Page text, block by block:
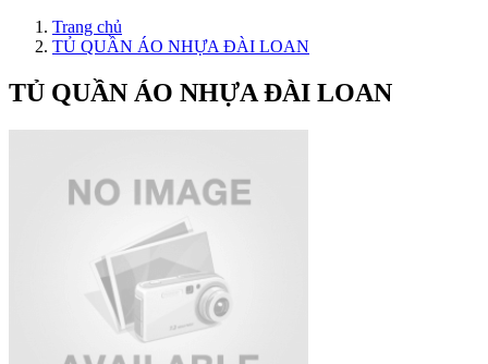
Trang chủ
TỦ QUẦN ÁO NHỰA ĐÀI LOAN
TỦ QUẦN ÁO NHỰA ĐÀI LOAN